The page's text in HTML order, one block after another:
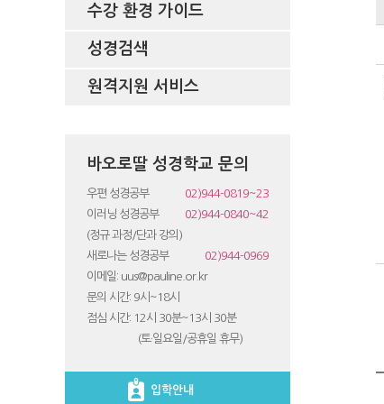
수강 환경 가이드
성경검색
원격지원 서비스
바오로딸 성경학교 문의
우편 성경공부
02)944-0819~23
이러닝 성경공부
02)944-0840~42
(정규 과정/단과 강의)
새로나는 성경공부
02)944-0969
이메일: uus@pauline.or.kr
문의 시간: 9시~18시
점심 시간: 12시 30분~13시 30분
(토·일요일/공휴일 휴무)
입학안내